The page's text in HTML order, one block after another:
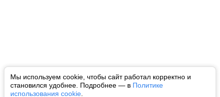
Мы используем cookie, чтобы сайт работал корректно и
становился удобнее. Подробнее — в Политике
использования cookie